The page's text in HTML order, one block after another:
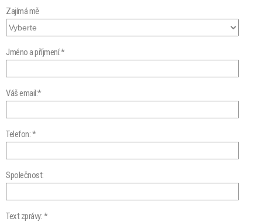
Zajímá mě
Jméno a příjmení:*
Váš email:*
Telefon: *
Společnost:
Text zprávy: *